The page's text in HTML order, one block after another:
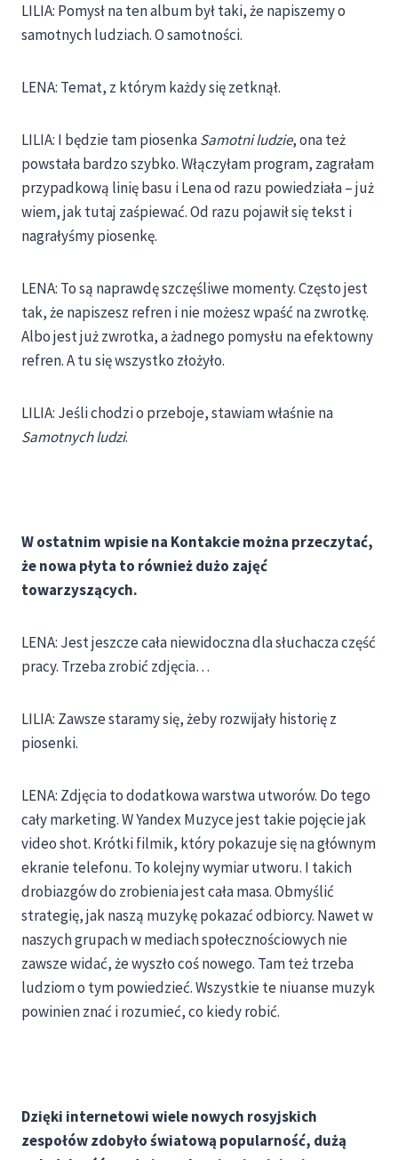
LILIA: Pomysł na ten album był taki, że napiszemy o
samotnych ludziach. O samotności.
LENA: Temat, z którym każdy się zetknął.
LILIA: I będzie tam piosenkaSamotni ludzie, ona też
powstała bardzo szybko. Włączyłam program, zagrałam
przypadkową linię basu i Lena od razu powiedziała – już
wiem, jak tutaj zaśpiewać. Od razu pojawił się tekst i
nagrałyśmy piosenkę.
LENA: To są naprawdę szczęśliwe momenty. Często jest
tak, że napiszesz refren i nie możesz wpaść na zwrotkę.
Albo jest już zwrotka, a żadnego pomysłu na efektowny
refren. A tu się wszystko złożyło.
LILIA: Jeśli chodzi o przeboje, stawiam właśnie na
Samotnych ludzi.
W ostatnim wpisie na Kontakcie można przeczytać,
że nowa płyta to również dużo zajęć
towarzyszących.
LENA: Jest jeszcze cała niewidoczna dla słuchacza część
pracy. Trzeba zrobić zdjęcia…
LILIA: Zawsze staramy się, żeby rozwijały historię z
piosenki.
LENA: Zdjęcia to dodatkowa warstwa utworów. Do tego
cały marketing. W Yandex Muzyce jest takie pojęcie jak
video shot. Krótki filmik, który pokazuje się na głównym
ekranie telefonu. To kolejny wymiar utworu. I takich
drobiazgów do zrobienia jest cała masa. Obmyślić
strategię, jak naszą muzykę pokazać odbiorcy. Nawet w
naszych grupach w mediach społecznościowych nie
zawsze widać, że wyszło coś nowego. Tam też trzeba
ludziom o tym powiedzieć. Wszystkie te niuanse muzyk
powinien znać i rozumieć, co kiedy robić.
Dzięki internetowi wiele nowych rosyjskich
zespołów zdobyło światową popularność, dużą